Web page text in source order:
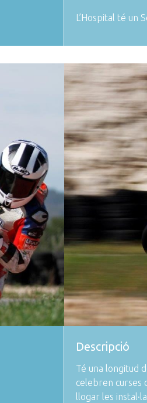
L’Hospital té un
Descripció
Té una longitud
celebren curses
llogar les